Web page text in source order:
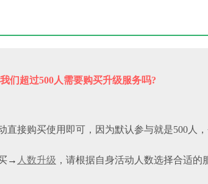
们超过500人需要购买升级服务吗?
直接购买使用即可，因为默认参与就是500人
→ 人数升级 ，请根据自身活动人数选择合适